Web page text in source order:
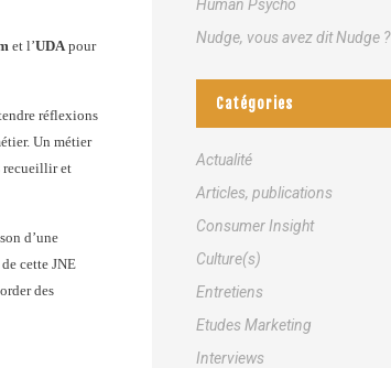
et l’UDA pour
réflexions
Un métier
recueillir et
d’une
cette JNE
des
Human Psycho
Nudge, vous avez dit Nudge ?
Catégories
Actualité
Articles, publications
Consumer Insight
Culture(s)
Entretiens
Etudes Marketing
Interviews